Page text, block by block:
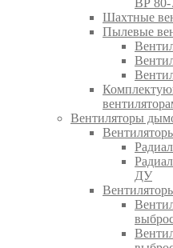
ВР
Шахтные
Пылевые
Вентиляторы
ДУ